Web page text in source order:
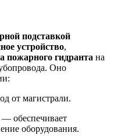
подставкой
устройство,
пожарного гидранта на
Оно
от магистрали.
— обеспечивает
оборудования.